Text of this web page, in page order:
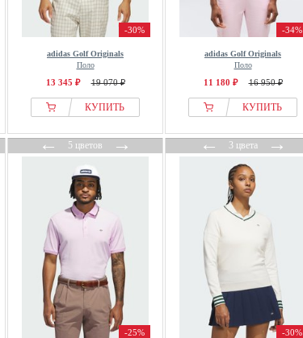
-30%
adidas Golf Originals
Поло
13 345 ₽ 19 070 ₽
КУПИТЬ
-34%
adidas Golf Originals
Поло
11 180 ₽ 16 950 ₽
КУПИТЬ
←5 цветов→
-25%
←3 цвета→
-30%